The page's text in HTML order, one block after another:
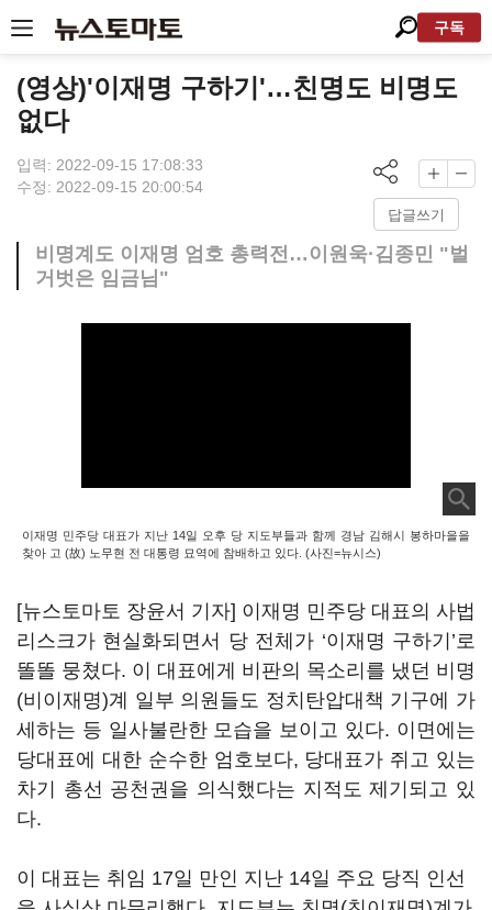
구독
(영상)'이재명 구하기'…친명도 비명도
없다
입력: 2022-09-15 17:08:33
수정: 2022-09-15 20:00:54
답글쓰기
비명계도 이재명 엄호 총력전…이원욱·김종민 "벌
거벗은 임금님"
이재명 민주당 대표가 지난 14일 오후 당 지도부들과 함께 경남 김해시 봉하마을을
찾아 고 (故) 노무현 전 대통령 묘역에 참배하고 있다. (사진=뉴시스)
[뉴스토마토 장윤서 기자] 이재명 민주당 대표의 사법
리스크가 현실화되면서 당 전체가 ‘이재명 구하기’로
똘똘 뭉쳤다. 이 대표에게 비판의 목소리를 냈던 비명
(비이재명)계 일부 의원들도 정치탄압대책 기구에 가
세하는 등 일사불란한 모습을 보이고 있다. 이면에는
당대표에 대한 순수한 엄호보다, 당대표가 쥐고 있는
차기 총선 공천권을 의식했다는 지적도 제기되고 있
다.
이 대표는 취임 17일 만인 지난 14일 주요 당직 인선